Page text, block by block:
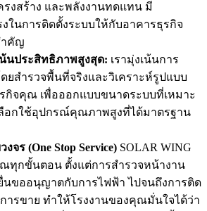
งสร้าง และพลังงานทดแทน มี
ในการติดตั้งระบบให้กับอาคารธุรกิจ
ำคัญ
นประสิทธิภาพสูงสุด: เรามุ่งเน้นการ
ยสำรวจพื้นที่จริงและวิเคราะห์รูปแบบ
กิจคุณ เพื่อออกแบบขนาดระบบที่เหมาะ
อกใช้อุปกรณ์คุณภาพสูงที่ได้มาตรฐาน
จร (One Stop Service) SOLAR WING
ทุกขั้นตอน ตั้งแต่การสำรวจหน้างาน
นขออนุญาตกับการไฟฟ้า ไปจนถึงการติด
ารขาย ทำให้โรงงานของคุณมั่นใจได้ว่า